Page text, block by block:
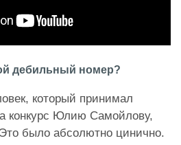
дебильный номер?
который принимал
конкурс Юлию Самойлову,
было абсолютно цинично.